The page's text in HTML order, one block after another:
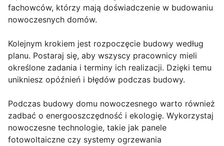
fachowców, którzy mają doświadczenie w budowaniu
nowoczesnych domów.
Kolejnym krokiem jest rozpoczęcie budowy według
planu. Postaraj się, aby wszyscy pracownicy mieli
określone zadania i terminy ich realizacji. Dzięki temu
unikniesz opóźnień i błędów podczas budowy.
Podczas budowy domu nowoczesnego warto również
zadbać o energooszczędność i ekologię. Wykorzystaj
nowoczesne technologie, takie jak panele
fotowoltaiczne czy systemy ogrzewania